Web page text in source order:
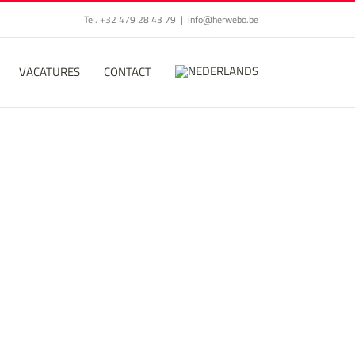
Tel. +32 479 28 43 79 | info@herwebo.be
VACATURES CONTACT